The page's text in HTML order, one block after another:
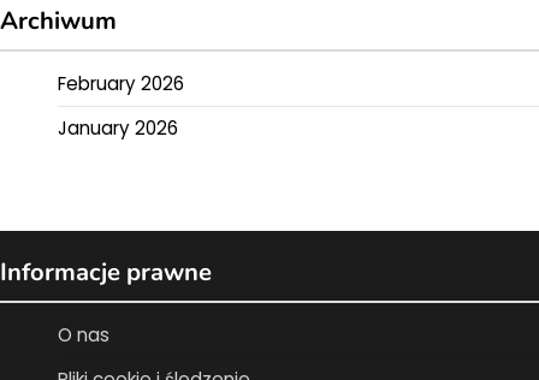
Archiwum
February 2026
January 2026
Informacje prawne
O nas